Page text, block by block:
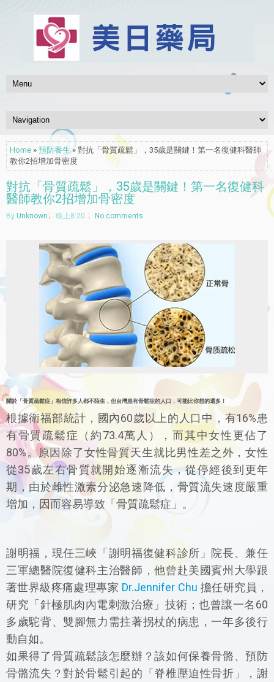
Home » 預防養生» 對抗「骨質疏鬆」，35歲是關鍵！第一名復健科醫師
教你2招增加骨密度
對抗「骨質疏鬆」，35歲是關鍵！第一名復健科
醫師教你2招增加骨密度
By Unknown 晚上8:20 No comments
關於「骨質疏鬆症」相信許多人都不陌生，但台灣患有骨鬆症的人口，可能比你想的還多！
根據衛福部統計，國內60歲以上的人口中，有16%患
有骨質疏鬆症（約73.4萬人），而其中女性更佔了
80%。原因除了女性骨質天生就比男性差之外，女性
從35歲左右骨質就開始逐漸流失，從停經後到更年
期，由於雌性激素分泌急速降低，骨質流失速度嚴重
增加，因而容易導致「骨質疏鬆症」。
謝明福，現任三峽「謝明福復健科診所」院長、兼任
三軍總醫院復健科主治醫師，他曾赴美國賓州大學跟
著世界級疼痛處理專家 Dr.Jennifer Chu 擔任研究員，
研究「針極肌肉內電刺激治療」技術；也曾讓一名60
多歲駝背、雙腳無力需拄著拐杖的病患，一年多後行
動自如。
如果得了骨質疏鬆該怎麼辦？該如何保養骨骼、預防
骨骼流失？對於骨鬆引起的「脊椎壓迫性骨折」，謝